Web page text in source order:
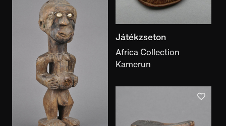
keyword
Exhibition
exhibition
Document type
document type
Játékzseton
Africa Collection
Kamerun